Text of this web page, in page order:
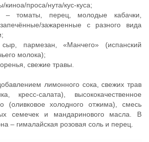
проса/нута/кус-куса;
томаты, перец, молодые кабачки,
зажаренные с разного вида
пармезан, «Манчего» (испанский
молока);
свежие травы.
лимонного сока, свежих трав
кресс-салата), высококачественное
(оливковое холодного отжима), смесь
семечек и мандаринового масла. В
– гималайская розовая соль и перец.